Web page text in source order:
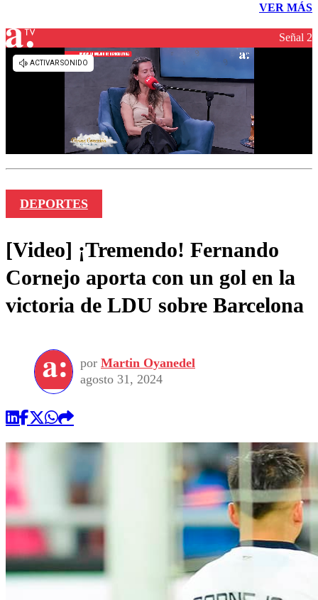
VER MÁS
Señal 2
DEPORTES
[Video] ¡Tremendo! Fernando
Cornejo aporta con un gol en la
victoria de LDU sobre Barcelona
por Martin Oyanedel
agosto 31, 2024